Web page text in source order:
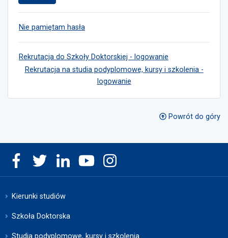
Nie pamiętam hasła
Rekrutacja do Szkoły Doktorskiej - logowanie
Rekrutacja na studia podyplomowe, kursy i szkolenia -
logowanie
Powrót do góry
Kierunki studiów
Szkoła Doktorska
Studia podyplomowe, kursy i szkolenia